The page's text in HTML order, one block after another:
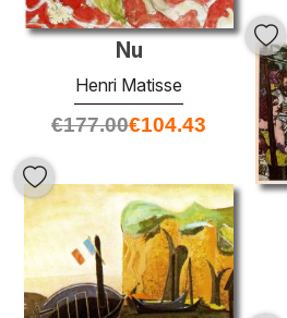
Nu
Henri Matisse
€177.00€104.43